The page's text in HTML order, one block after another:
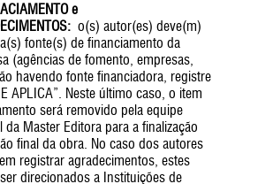
e
o(s) autor(es) deve(m)
fonte(s) de financiamento da
(agências de fomento, empresas,
havendo fonte financiadora, registre
APLICA”. Neste último caso, o item
será removido pela equipe
da Master Editora para a finalização
final da obra. No caso dos autores
registrar agradecimentos, estes
direcionados a Instituições de